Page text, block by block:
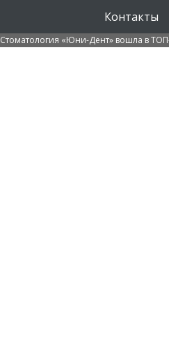
Контакты
Стоматология «Юни-Дент» вошла в